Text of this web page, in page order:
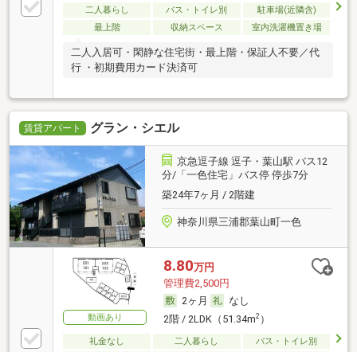
二人暮らし バス・トイレ別
駐車場(近隣含)
最上階
収納スペース 室内洗濯機置き場
二人入居可・閑静な住宅街・最上階・保証人不要／代
行 ・初期費用カード決済可
賃貸アパート グラン・シエル
京急逗子線 逗子・葉山駅 バス12
分/「一色住宅」バス停 停歩7分
築24年7ヶ月 / 2階建
神奈川県三浦郡葉山町一色
動画あり
8.80万円
管理費2,500円
2ヶ月
なし
2階 / 2LDK（51.34m2）
礼金なし 二人暮らし バス・トイレ別